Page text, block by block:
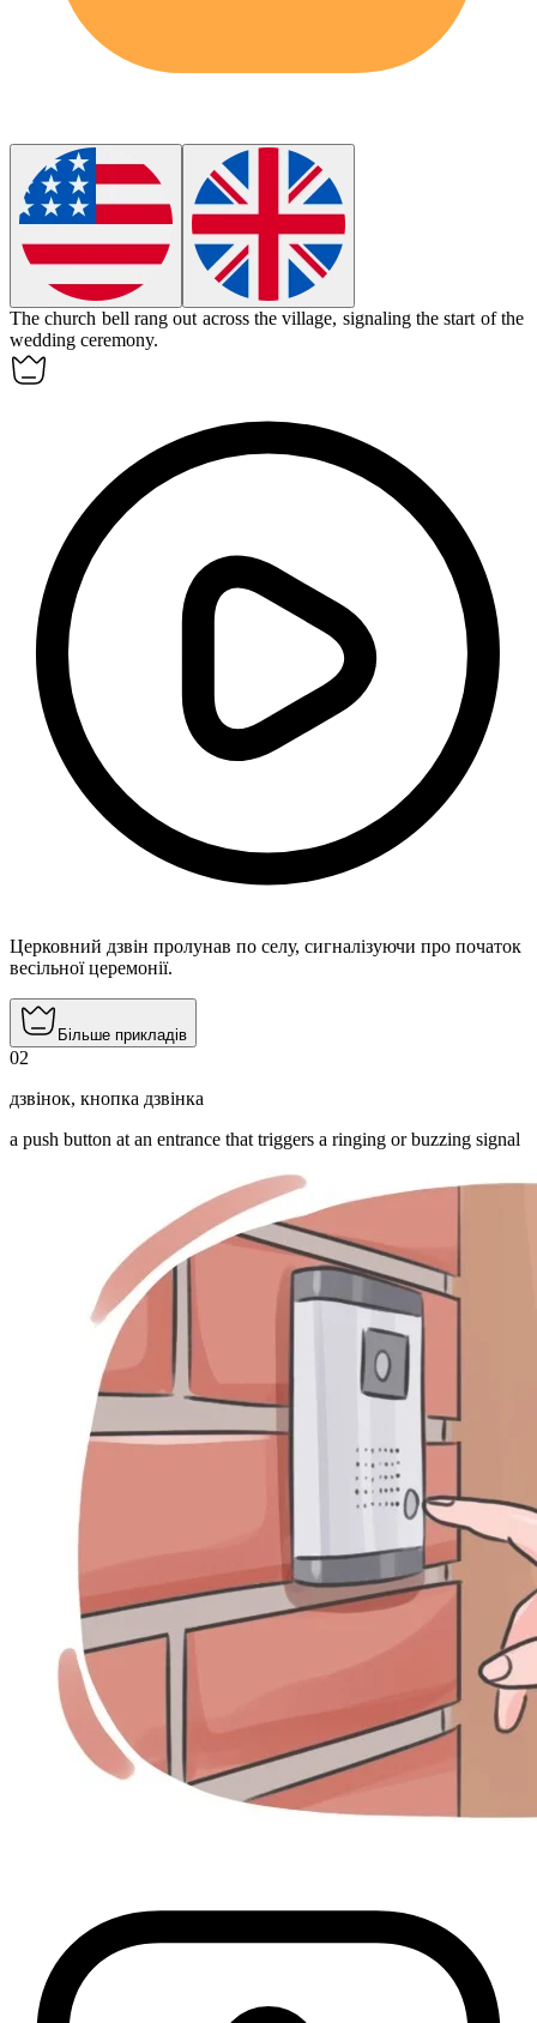
The church bell rang out across the village, signaling the start of the
wedding ceremony.
Церковний дзвін пролунав по селу, сигналізуючи про початок
весільної церемонії.
Більше прикладів
02
дзвінок, кнопка дзвінка
a push button at an entrance that triggers a ringing or buzzing signal